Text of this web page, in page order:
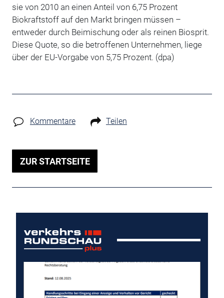
sie von 2010 an einen Anteil von 6,75 Prozent
Biokraftstoff auf den Markt bringen müssen –
entweder durch Beimischung oder als reinen Biosprit.
Diese Quote, so die betroffenen Unternehmen, liege
über der EU-Vorgabe von 5,75 Prozent. (dpa)
Kommentare Teilen
ZUR STARTSEITE